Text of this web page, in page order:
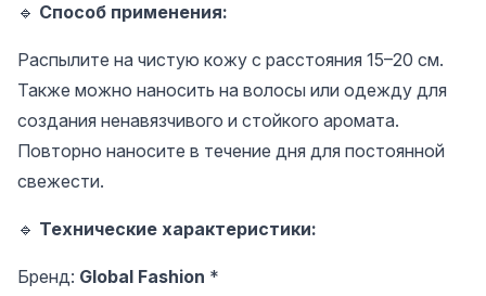
🔹 Способ применения:
Распылите на чистую кожу с расстояния 15–20 см.
Также можно наносить на волосы или одежду для
создания ненавязчивого и стойкого аромата.
Повторно наносите в течение дня для постоянной
свежести.
🔹 Технические характеристики:
Бренд: Global Fashion *